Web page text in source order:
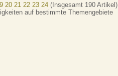
20 21 22 23 24 (Insgesamt 190 Artikel)
auf bestimmte Themengebiete